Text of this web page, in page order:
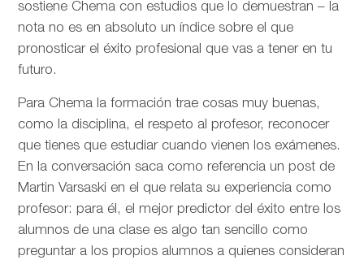
sostiene Chema con estudios que lo demuestran – la
nota no es en absoluto un índice sobre el que
pronosticar el éxito profesional que vas a tener en tu
futuro.
Para Chema la formación trae cosas muy buenas,
como la disciplina, el respeto al profesor, reconocer
que tienes que estudiar cuando vienen los exámenes.
En la conversación saca como referencia un post de
Martin Varsaski en el que relata su experiencia como
profesor: para él, el mejor predictor del éxito entre los
alumnos de una clase es algo tan sencillo como
preguntar a los propios alumnos a quienes consideran